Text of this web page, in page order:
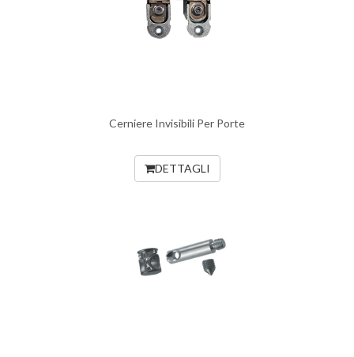
Cerniere Invisibili Per Porte
DETTAGLI